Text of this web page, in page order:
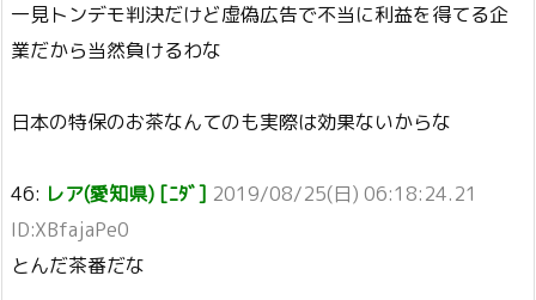
一見トンデモ判決だけど虚偽広告で不当に利益を得てる企
業だから当然負けるわな
日本の特保のお茶なんてのも実際は効果ないからな
46: レア(愛知県) [ﾆﾀﾞ] 2019/08/25(日) 06:18:24.21
ID:XBfajaPe0
とんだ茶番だな